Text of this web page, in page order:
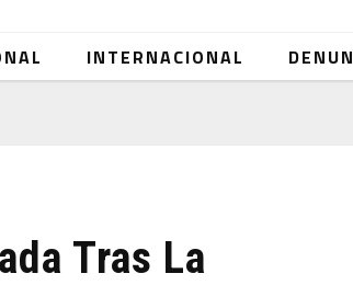
INTERNACIONAL
Tras La